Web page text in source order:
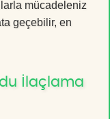
mücadeleniz
geçebilir, en
İlaçlama